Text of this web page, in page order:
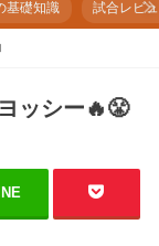
基礎知識 試合レビ
ッシー🔥😤